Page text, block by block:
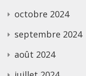
octobre 2024
septembre 2024
août 2024